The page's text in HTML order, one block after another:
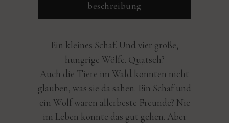
beschreibung
Ein kleines Schaf. Und vier große,
hungrige Wölfe. Quatsch?
Auch die Tiere im Wald konnten nicht
glauben, was sie da sahen. Ein Schaf und
ein Wolf waren allerbeste Freunde? Nie
im Leben konnte das gut gehen. Aber